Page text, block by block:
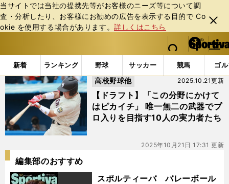
当サイトでは当社の提携先等がお客様のニーズ等について調
査・分析したり、お客様にお勧めの広告を表⽰する⽬的で Co
okie を使⽤する場合があります。詳しくはこちら
閉じ
る
web Sportiva (webスポルティーバ)
検索
マイペ
ー
ジ
メニュ
新着 ランキング 野球 サッカー 競馬 ゴ
b
ス
ポ
ル
ィ
ー
バ
「#尾瀬雄大」の最新ニュース・ 情報
【ドラフト】「この分野にかけて
はピカイチ」 唯一無二の武器でプ
ロ入りを目指す10人の実力者たち
2025.10.21更新
高校野球他
2025年10月21日 17:31 更新
編集部のおすすめ
スポルティーバ バレーボール